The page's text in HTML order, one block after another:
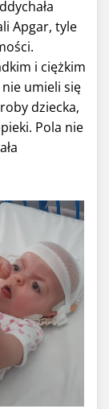
Apgar, tyle
i ciężkim
nie umieli się
dziecka,
Pola nie